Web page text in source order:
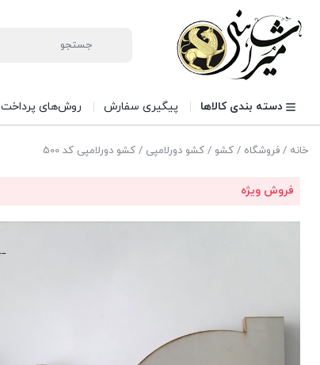
دسته بندی کالاها پیگیری سفارش روش‌های پرداخت
خانه / فروشگاه / کشو / کشو دورلامپی / کشو دورلامپی کد 500
فروش ویژه